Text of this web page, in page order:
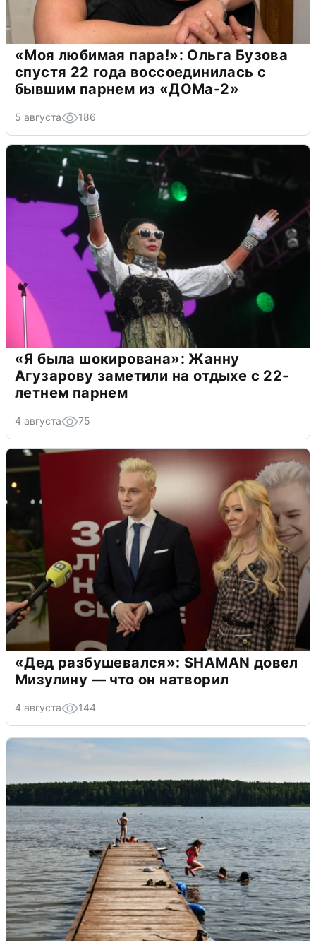
«Моя любимая пара!»: Ольга Бузова
спустя 22 года воссоединилась с
бывшим парнем из «ДОМа-2»
5 августа 186
«Я была шокирована»: Жанну
Агузарову заметили на отдыхе с 22-
летнем парнем
4 августа 75
«Дед разбушевался»: SHAMAN довел
Мизулину — что он натворил
4 августа 144